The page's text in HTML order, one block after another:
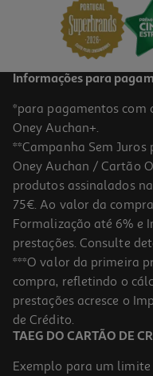
Price reduced from
12,78 €
-40%
Protetor Solar Ambre
67.93 €/Lt
Price reduced from
16,99 €to
10,19 €
Promoção
Informações para
*para pagamentos com
Oney Auchan+.
**Campanha Sem
Oney Auchan / Cartão
produtos assinalados
75€. Ao valor da
Formalização até 6% e
prestações. Consulte
***O valor da primeira
compra, refletindo o
prestações acresce o
de Crédito.
TAEG DO CARTÃO DE
Exemplo para um limite